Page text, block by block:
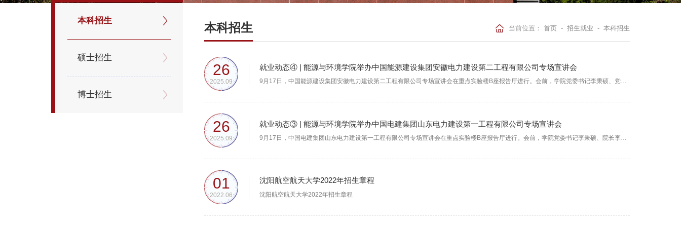
本科招生
硕士招生
博士招生
本科招生 当前位置： 首页 -招生就业 -本科招生
26
2025.09
就业动态④ | 能源与环境学院举办中国能源建设集团安徽电力建设第二工程有限公司专场宣讲会
26
2025.09
就业动态③ | 能源与环境学院举办中国电建集团山东电力建设第一工程有限公司专场宣讲会
01
2022.06
沈阳航空航天大学2022年招生章程
沈阳航空航天大学2022年招生章程